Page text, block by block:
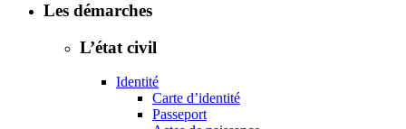
Les démarches
L’état civil
Identité
Carte d’identité
Passeport